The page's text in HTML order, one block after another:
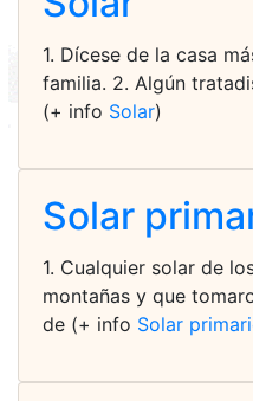
1. Dícese de la casa
familia. 2. Algún
(+ info Solar)
Solar
1. Cualquier solar de
montañas y que
de (+ info Solar